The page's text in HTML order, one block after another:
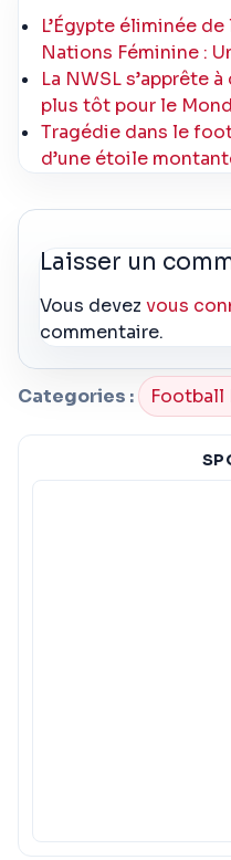
L’Égypte éliminée
Nations Féminine :
La NWSL s’apprête
plus tôt pour le
Tragédie dans le
d’une étoile
Laisser un
Vous devezvous
commentaire.
Categories : Football